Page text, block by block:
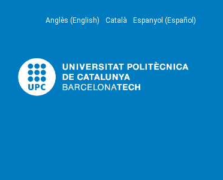
Anglès (English) Català Espanyol (Español)